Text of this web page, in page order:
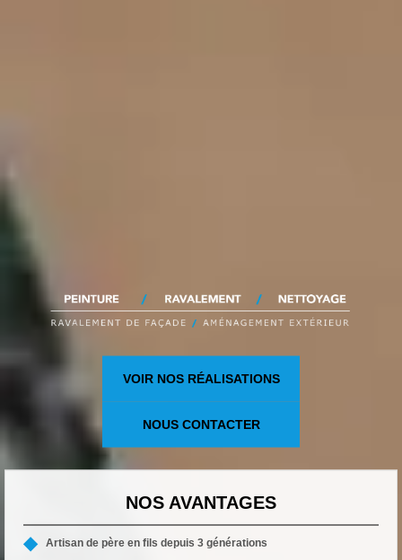
VOIR NOS RÉALISATIONS
NOUS CONTACTER
NOS AVANTAGES
Artisan de père en fils depuis 3 générations